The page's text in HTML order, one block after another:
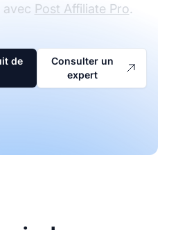
avec Post Affiliate Pro.
de
Consulter un
expert